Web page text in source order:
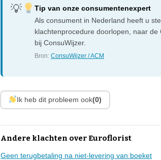
Tip van onze consumentenexpert
Als consument in Nederland heeft u
klachtenprocedure doorlopen, naar
bij ConsuWijzer.
Bron:ConsuWijzer / ACM
Ik heb dit probleem ook(0)
Andere klachten over Euroflorist
Geen terugbetaling na niet-levering van boeket